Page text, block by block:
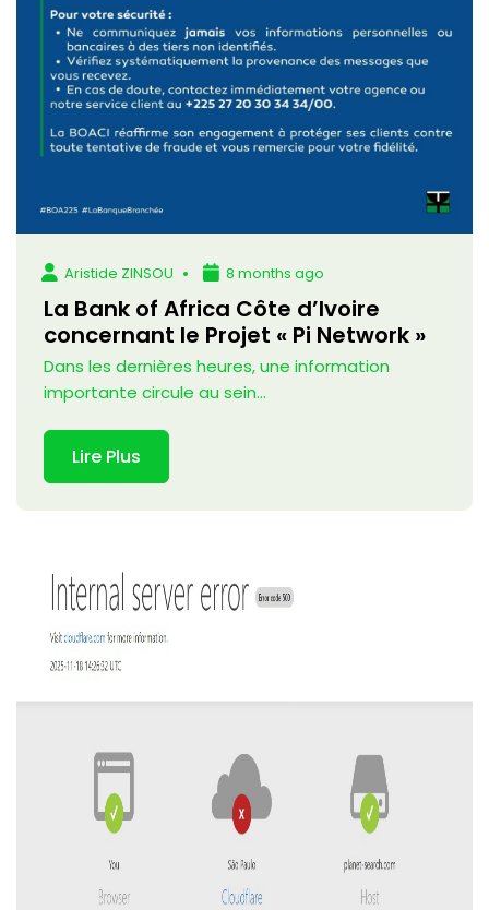
Aristide ZINSOU 8 months ago
La Bank of Africa Côte d’Ivoire
concernant le Projet « Pi Network »
Dans les dernières heures, une information
importante circule au sein...
Lire Plus